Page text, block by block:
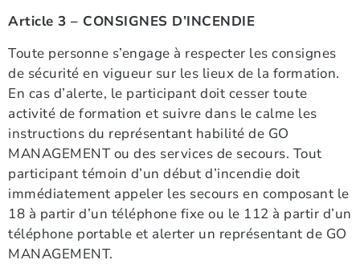
Article 3 – CONSIGNES D’INCENDIE
Toute personne s’engage à respecter les consignes
de sécurité en vigueur sur les lieux de la formation.
En cas d’alerte, le participant doit cesser toute
activité de formation et suivre dans le calme les
instructions du représentant habilité de GO
MANAGEMENT ou des services de secours. Tout
participant témoin d’un début d’incendie doit
immédiatement appeler les secours en composant le
18 à partir d’un téléphone fixe ou le 112 à partir d’un
téléphone portable et alerter un représentant de GO
MANAGEMENT.